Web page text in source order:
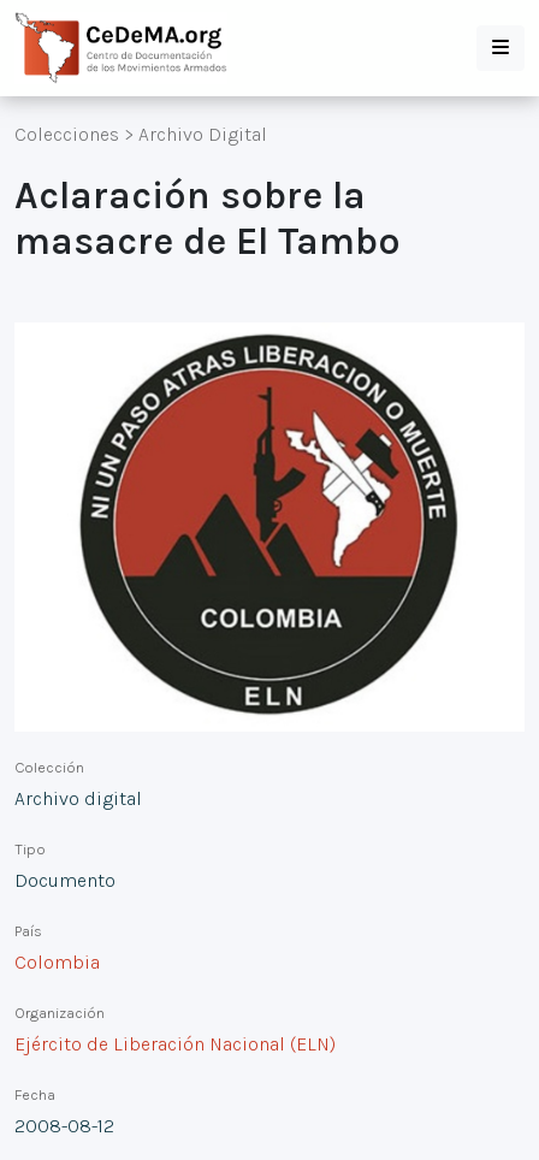
Colecciones > Archivo Digital
Aclaración sobre la
masacre de El Tambo
Colección
Archivo digital
Tipo
Documento
País
Colombia
Organización
Ejército de Liberación Nacional (ELN)
Fecha
2008-08-12